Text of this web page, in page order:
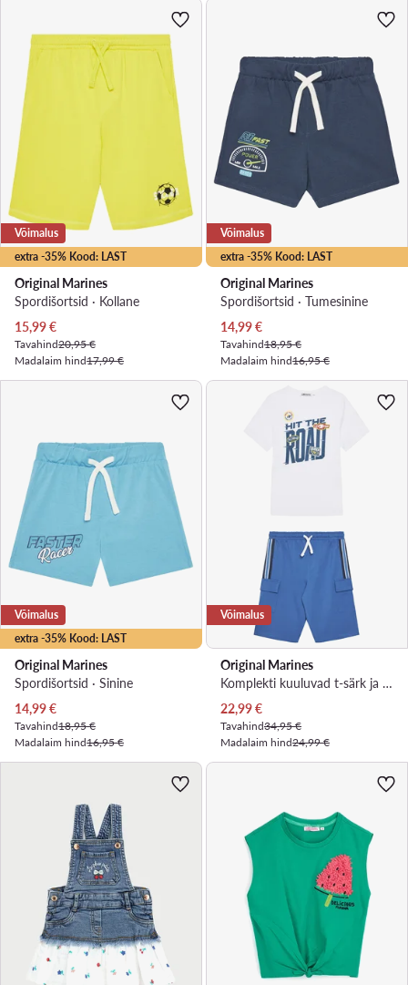
extra -35% Kood: LAST
Võimalus
Original Marines
Spordišortsid · Kollane
Praegune hind
15,99€
Tavahind20,95 €
Madalaim hind17,99 €
extra -35% Kood: LAST
Võimalus
Original Marines
Spordišortsid · Tumesinine
Praegune hind
14,99€
Tavahind18,95 €
Madalaim hind16,95 €
extra -35% Kood: LAST
Võimalus
Original Marines
Spordišortsid · Sinine
Praegune hind
14,99€
Tavahind18,95 €
Madalaim hind16,95 €
Võimalus
Original Marines
Komplekti kuuluvad t-särk ja šortsid · Valge
Praegune hind
22,99€
Tavahind34,95 €
Madalaim hind24,99 €